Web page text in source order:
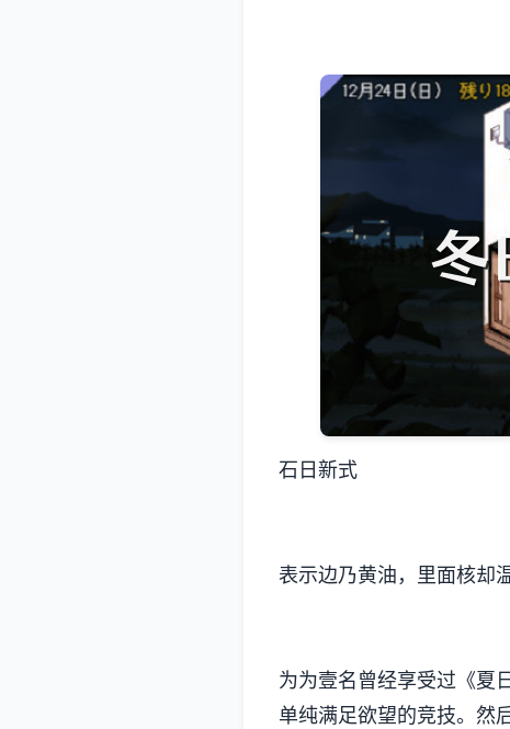
石日新式
表示边乃黄油，里面核却
为为壹名曾经享受过《夏
单纯满足欲望的竞技​​。然